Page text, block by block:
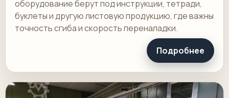
оборудование берут под инструкции, тетради,
буклеты и другую листовую продукцию, где важны
точность сгиба и скорость переналадки.
Подробнее